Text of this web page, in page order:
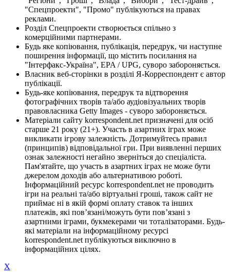
"Спецпроекти", "Промо" публікуються на правах
реклами.
Розділ Спецпроекти створюється спільно з
комерційними партнерами.
Будь яке копіювання, публікація, передрук, чи наступне
поширення інформації, що містить посилання на
"Інтерфакс-Україна", EPA / UPG, суворо забороняється.
Власник веб-сторінки в розділі Я-Корреспондент є автор
публікації.
Будь-яке копіювання, передрук та відтворення
фотографічних творів та/або аудіовізуальних творів
правовласника Getty Images - суворо забороняється.
Матеріали сайту korrespondent.net призначені для осіб
старше 21 року (21+). Участь в азартних іграх може
викликати ігрову залежність. Дотримуйтесь правил
(принципів) відповідальної гри. При виявленні перших
ознак залежності негайно зверніться до спеціаліста.
Пам'ятайте, що участь в азартних іграх не може бути
джерелом доходів або альтернативою роботі.
Інформаційний ресурс korrespondent.net не проводить
ігри на реальні та/або віртуальні гроші, також сайт не
приймає ні в якій формі оплату ставок та інших
платежів, які пов’язані/можуть бути пов’язані з
азартними іграми, букмекерами чи тоталізаторами. Будь-
які матеріали на інформаційному ресурсі
korrespondent.net публікуються виключно в
інформаційних цілях.
X